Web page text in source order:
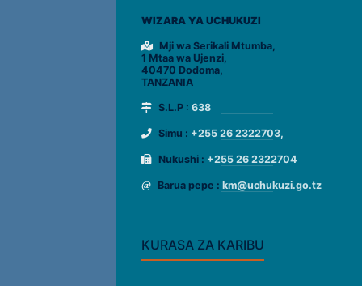
WIZARA YA UCHUKUZI
Mji wa Serikali Mtumba,
1 Mtaa wa Ujenzi,
40470 Dodoma,
TANZANIA
S.L.P : 638
Simu : +255 26 2322703,
Nukushi : +255 26 2322704
Barua pepe : km@uchukuzi.go.tz
KURASA ZA KARIBU